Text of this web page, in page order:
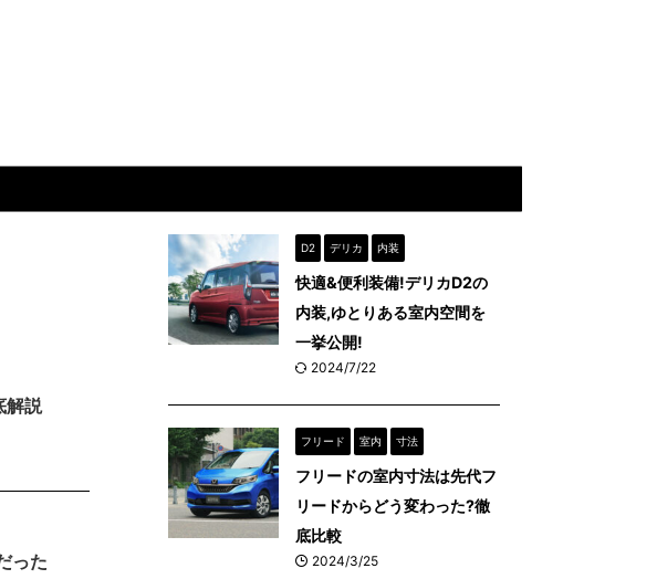
解説
った
D2 デリカ 内装
快適&便利装備!デリカD2の
内装,ゆとりある室内空間を
一挙公開!
2024/7/22
フリード 室内 寸法
フリードの室内寸法は先代フ
リードからどう変わった?徹
底比較
2024/3/25